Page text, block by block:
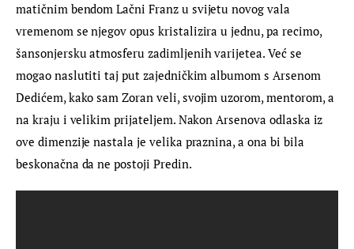
matičnim bendom Lačni Franz u svijetu novog vala
vremenom se njegov opus kristalizira u jednu, pa recimo,
šansonjersku atmosferu zadimljenih varijetea. Već se
mogao naslutiti taj put zajedničkim albumom s Arsenom
Dedićem, kako sam Zoran veli, svojim uzorom, mentorom, a
na kraju i velikim prijateljem. Nakon Arsenova odlaska iz
ove dimenzije nastala je velika praznina, a ona bi bila
beskonačna da ne postoji Predin.